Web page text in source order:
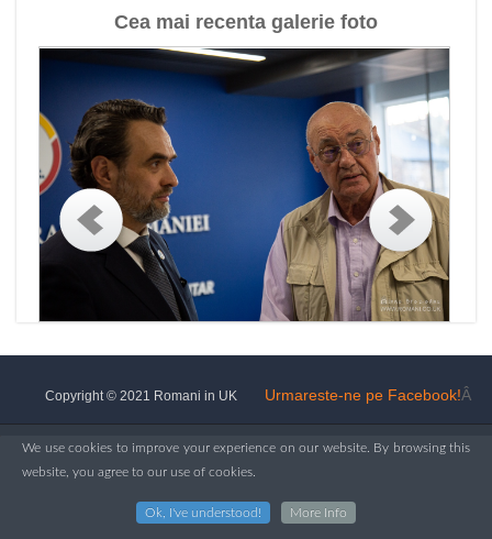
Cea mai recenta galerie foto
Urmareste-ne pe Facebook!Â
Copyright © 2021 Romani in UK
We use cookies to improve your experience on our website. By browsing this
website, you agree to our use of cookies.
Ok, I've understood! More Info